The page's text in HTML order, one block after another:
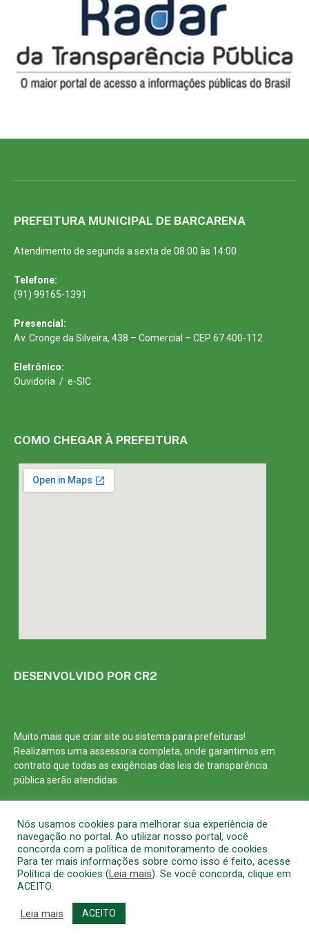
PREFEITURA MUNICIPAL DE BARCARENA
Atendimento de segunda a sexta de 08:00 às 14:00
Telefone:
(91) 99165-1391
Presencial:
Av. Cronge da Silveira, 438 – Comercial – CEP 67.400-112
Eletrônico:
Ouvidoria / e-SIC
COMO CHEGAR À PREFEITURA
DESENVOLVIDO POR CR2
Muito mais que criar site ou sistema para prefeituras!
Realizamos umaassessoriacompleta, onde garantimos em
contrato que todas as exigências das leis de transparência
públicaserão atendidas.
Todos os direitos reservados a Prefeitura Municipal de Barcarena
Acessar Área Administrativa
Nós usamos cookies para melhorar sua experiência de
navegação no portal. Ao utilizar nosso portal, você
concorda com a política de monitoramento de cookies.
Para ter mais informações sobre como isso é feito, acesse
Política de cookies (Leia mais). Se você concorda, clique em
ACEITO.
Leia mais ACEITO